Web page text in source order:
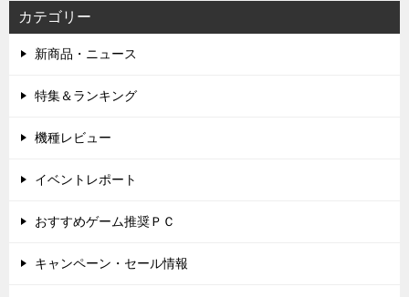
カテゴリー
新商品・ニュース
特集＆ランキング
機種レビュー
イベントレポート
おすすめゲーム推奨ＰＣ
キャンペーン・セール情報